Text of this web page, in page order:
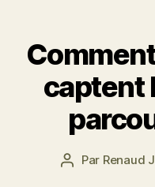
captent
Auteur
Par Renaud